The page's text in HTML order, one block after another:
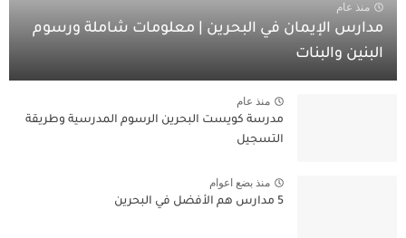
منذ عام
مدارس الإيمان في البحرين | معلومات شاملة ورسوم
البنين والبنات
منذ عام
مدرسة كويست البحرين الرسوم المدرسية وطريقة
التسجيل
منذ بضع اعوام
5 مدارس هم الأفضل في البحرين